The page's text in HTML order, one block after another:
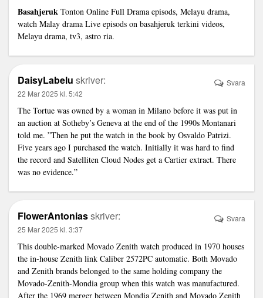
Basahjeruk Tonton Online Full Drama episods, Melayu drama,
watch Malay drama Live episods on basahjeruk terkini videos,
Melayu drama, tv3, astro ria.
DaisyLabelu skriver:
22 Mar 2025 kl. 5:42
The Tortue was owned by a woman in Milano before it was put in
an auction at Sotheby’s Geneva at the end of the 1990s Montanari
told me. ”Then he put the watch in the book by Osvaldo Patrizi.
Five years ago I purchased the watch. Initially it was hard to find
the record and Satelliten Cloud Nodes get a Cartier extract. There
was no evidence.”
Svara
FlowerAntoniasskriver:
25 Mar 2025 kl. 3:37
This double-marked Movado Zenith watch produced in 1970 houses
the in-house Zenith link Caliber 2572PC automatic. Both Movado
and Zenith brands belonged to the same holding company the
Movado-Zenith-Mondia group when this watch was manufactured.
After the 1969 merger between Mondia Zenith and Movado Zenith
Svara